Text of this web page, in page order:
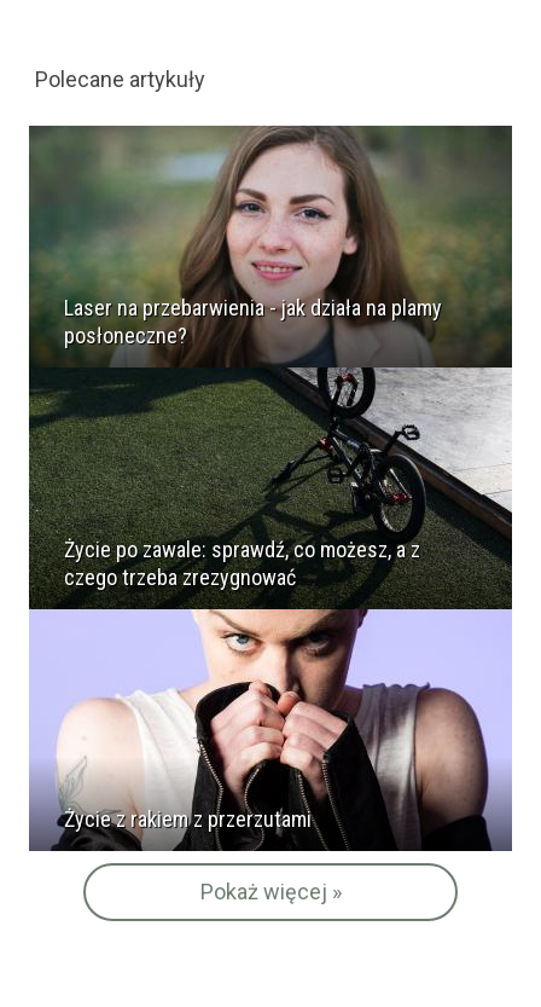
Polecane artykuły
Laser na przebarwienia - jak działa na plamy
posłoneczne?
Życie po zawale: sprawdź, co możesz, a z
czego trzeba zrezygnować
Życie z rakiem z przerzutami
Pokaż więcej »